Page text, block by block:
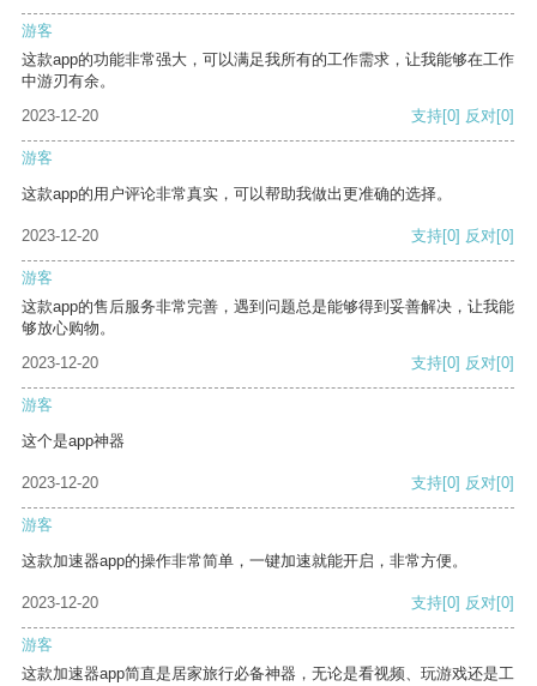
游客
这款app的功能非常强大，可以满足我所有的工作需求，让我能够在工作
中游刃有余。
2023-12-20
支持[0] 反对[0]
游客
这款app的用户评论非常真实，可以帮助我做出更准确的选择。
2023-12-20 支持[0] 反对[0]
游客
这款app的售后服务非常完善，遇到问题总是能够得到妥善解决，让我能
够放心购物。
2023-12-20
支持[0] 反对[0]
游客
这个是app神器
2023-12-20 支持[0] 反对[0]
游客
这款加速器app的操作非常简单，一键加速就能开启，非常方便。
2023-12-20 支持[0] 反对[0]
游客
这款加速器app简直是居家旅行必备神器，无论是看视频、玩游戏还是工